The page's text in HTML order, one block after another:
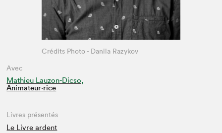
Avec
Mathieu Lauzon-Dicso,
Animateur⋅rice
Crédits Photo - Danila Razykov
Livres présentés
Le Livre ardent